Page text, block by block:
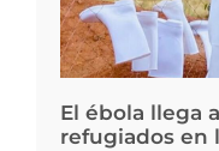
El ébola llega
refugiados en